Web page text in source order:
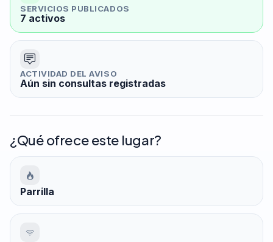
SERVICIOS PUBLICADOS
7 activos
ACTIVIDAD DEL AVISO
Aún sin consultas registradas
¿Qué ofrece este lugar?
Parrilla